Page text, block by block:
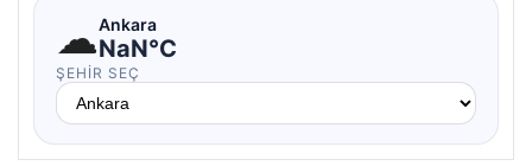
☁Ankara
NaN°C
ŞEHIR SEÇ